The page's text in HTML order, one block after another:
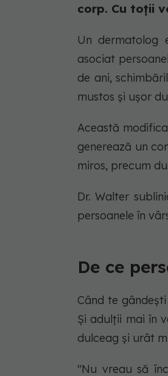
corp. Cu toții
Un dermatolog
asociat
de ani,
mustos și ușor
Această
generează un
miros, precum
Dr. Walter
persoanele în
De ce
Când te
Și adulții mai în
dulceag și urât
"Nu vreau să